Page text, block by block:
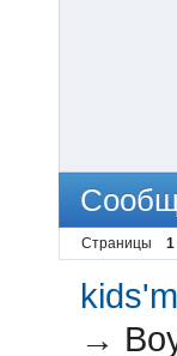
Страницы 1
→